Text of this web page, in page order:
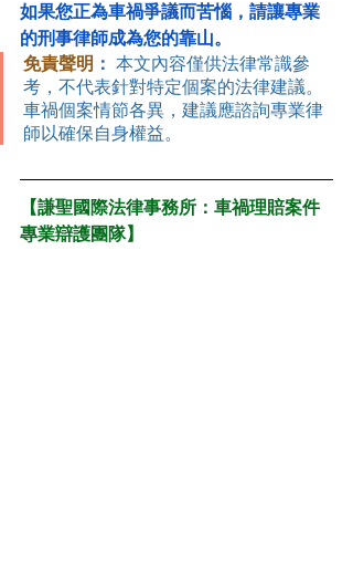
如果您正為車禍爭議而苦惱，請讓專業
的刑事律師成為您的靠山。
免責聲明 ： 本文內容僅供法律常識參
考，不代表針對特定個案的法律建議。
車禍個案情節各異，建議應諮詢專業律
師以確保自身權益。
【謙聖國際法律事務所：車禍理賠案件
專業辯護團隊】